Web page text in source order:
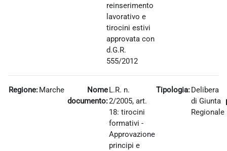
reinserimento
lavorativo e
tirocini estivi
approvata con
d.G.R.
555/2012
Regione:Marche
Nome
documento:
L.R. n.
2/2005, art.
18: tirocini
formativi -
Approvazione
principi e
Tipologia:Delibera
di Giunta
Regionale